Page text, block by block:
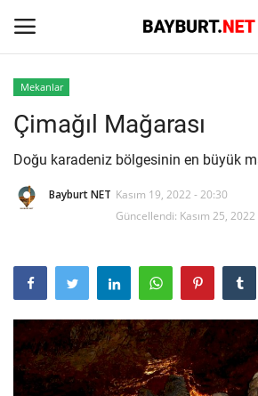
Anasayfa
İletişim
Haber
Keşfet
Yazarlar
Mekanlar
Çimağıl Mağarası
Doğu karadeniz bölgesinin en büyük
Bayburt NET Kasım 19, 2022 - 20:30
Güncellendi: Kasım 25, 2022